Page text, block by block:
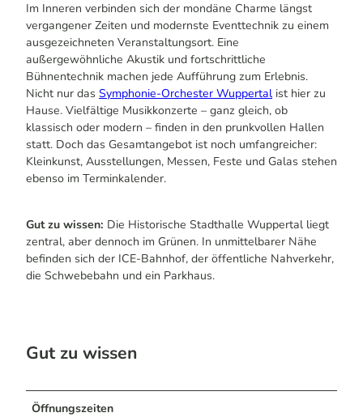
Im Inneren verbinden sich der mondäne Charme längst
vergangener Zeiten und modernste Eventtechnik zu einem
ausgezeichneten Veranstaltungsort. Eine
außergewöhnliche Akustik und fortschrittliche
Bühnentechnik machen jede Aufführung zum Erlebnis.
Nicht nur das Symphonie-Orchester Wuppertal ist hier zu
Hause. Vielfältige Musikkonzerte – ganz gleich, ob
klassisch oder modern – finden in den prunkvollen Hallen
statt. Doch das Gesamtangebot ist noch umfangreicher:
Kleinkunst, Ausstellungen, Messen, Feste und Galas stehen
ebenso im Terminkalender.
Gut zu wissen: Die Historische Stadthalle Wuppertal liegt
zentral, aber dennoch im Grünen. In unmittelbarer Nähe
befinden sich der ICE-Bahnhof, der öffentliche Nahverkehr,
die Schwebebahn und ein Parkhaus.
Gut zu wissen
Öffnungszeiten